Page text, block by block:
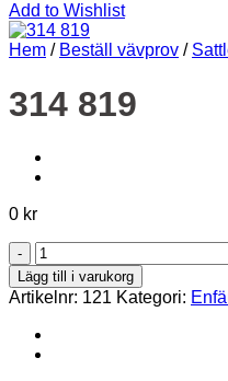
Add to Wishlist
Hem / Beställ vävprov /
314 819
0 kr
314
819
mängd
Lägg till i varukorg
Artikelnr: 121 Kategori: